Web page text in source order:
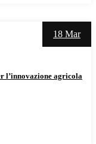
18 Mar
l’innovazione agricola